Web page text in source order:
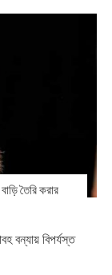
তৈরি করার
বিপর্যস্ত